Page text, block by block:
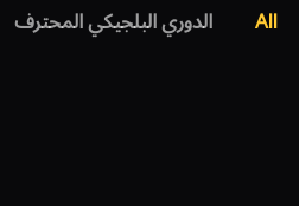
All
الدوري البلجيكي المحترف